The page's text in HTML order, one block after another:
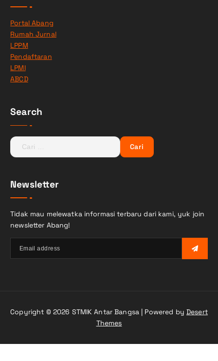
Portal Abang
Rumah Jurnal
LPPM
Pendaftaran
LPMI
ABCD
Search
C
a
u
n
Newsletter
Tidak mau melewatka informasi terbaru dari kami, yuk join
newsletter Abang!
Copyright © 2026 STMIK Antar Bangsa | Powered byDesert
Themes